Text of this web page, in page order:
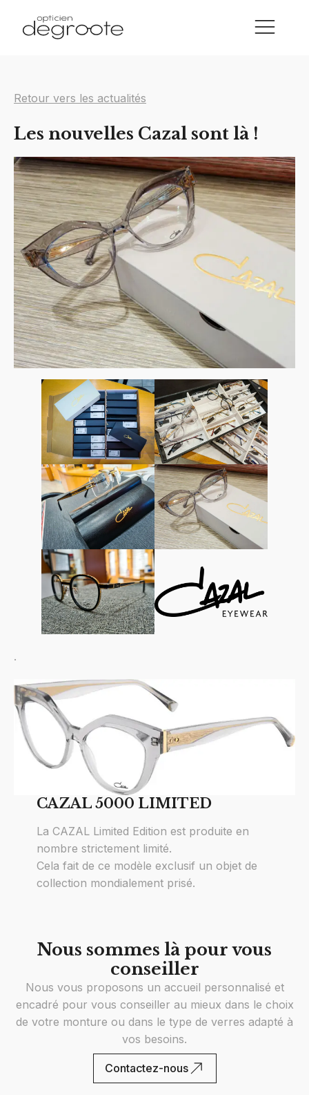
Retour vers les actualités
Les nouvelles Cazal sont là !
.
CAZAL 5000 LIMITED
La CAZAL Limited Edition est produite en
nombre strictement limité.
Cela fait de ce modèle exclusif un objet de
collection mondialement prisé.
Nous sommes là pour vous
conseiller
Nous vous proposons un accueil personnalisé et
encadré pour vous conseiller au mieux dans le choix
de votre monture ou dans le type de verres adapté à
vos besoins.
Contactez-nous